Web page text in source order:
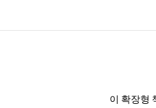
이 확장형